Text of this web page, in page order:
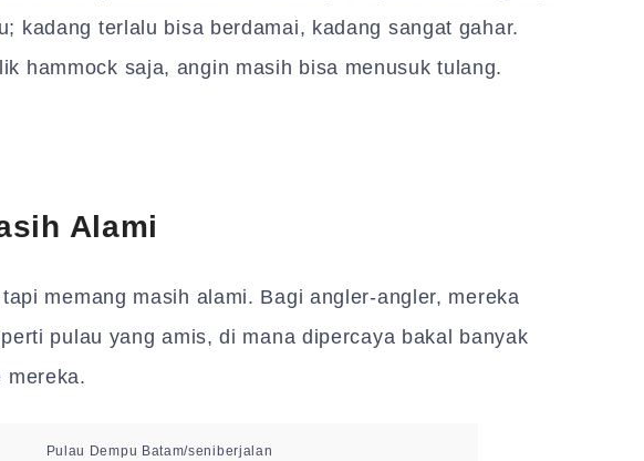
kadang terlalu bisa berdamai, kadang sangat gahar.
hammock saja, angin masih bisa menusuk tulang.
Alami
memang masih alami. Bagi angler-angler, mereka
pulau yang amis, di mana dipercaya bakal banyak
mereka.
Pulau Dempu Batam/seniberjalan